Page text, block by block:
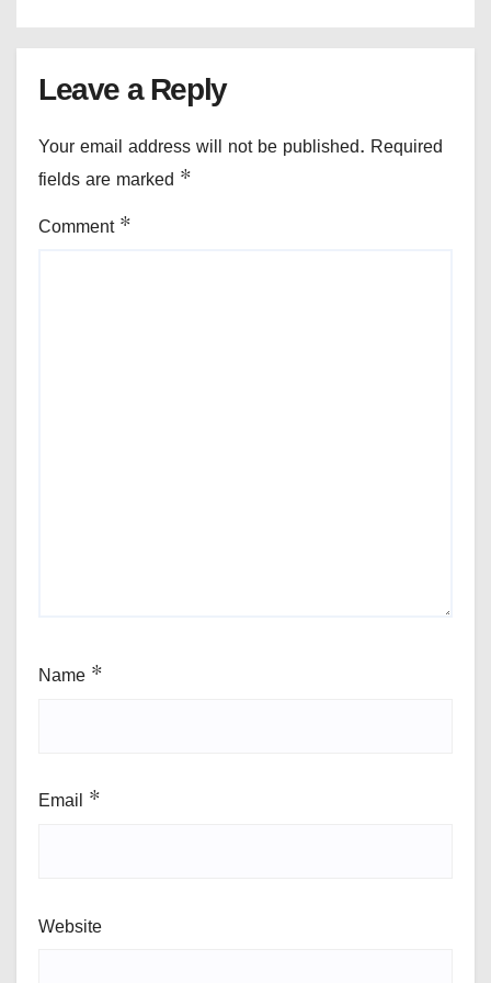
Leave a Reply
Your email address will not be published. Required
fields are marked *
Comment *
Name *
Email *
Website